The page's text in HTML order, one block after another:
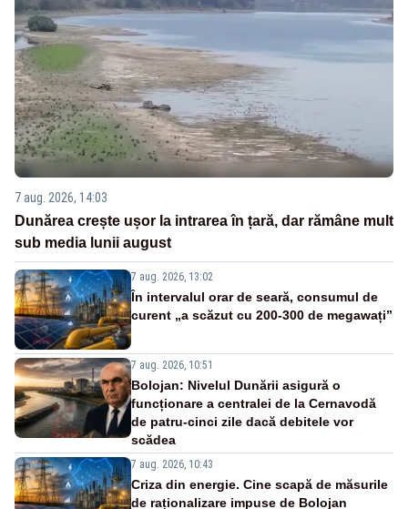
7 aug. 2026, 14:03
Dunărea crește ușor la intrarea în țară, dar rămâne mult
sub media lunii august
7 aug. 2026, 13:02
În intervalul orar de seară, consumul de
curent „a scăzut cu 200-300 de megawați”
7 aug. 2026, 10:51
Bolojan: Nivelul Dunării asigură o
funcționare a centralei de la Cernavodă
de patru-cinci zile dacă debitele vor
scădea
7 aug. 2026, 10:43
Criza din energie. Cine scapă de măsurile
de raționalizare impuse de Bolojan